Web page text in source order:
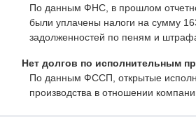
По данным ФНС, в прошлом
были уплачены налоги на сумму
задолженностей по пеням и
Нет долгов по исполнительным
По данным ФССП, открытые
производства в отношении